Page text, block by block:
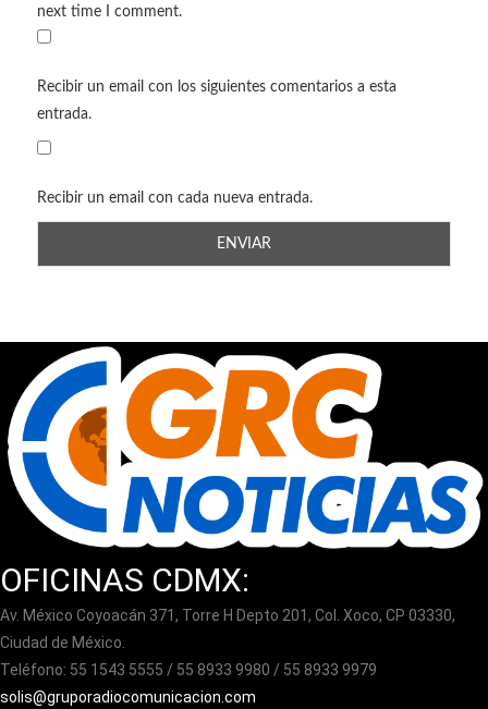
next time I comment.
Recibir un email con los siguientes comentarios a esta
entrada.
Recibir un email con cada nueva entrada.
OFICINAS CDMX:
Av. México Coyoacán 371, Torre H Depto 201, Col. Xoco, CP 03330,
Ciudad de México.
Teléfono: 55 1543 5555 / 55 8933 9980 / 55 8933 9979
solis@gruporadiocomunicacion.com